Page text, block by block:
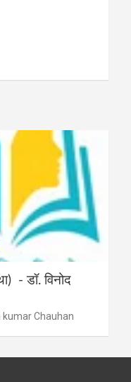
​- डॉ. विनोद
kumar Chauhan